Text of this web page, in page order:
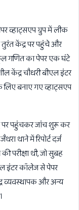
व्हाट्सएप ग्रुप में लीक
केंद्र पर पहुंचे और
गणित का पेपर एक घंटे
केंद्र चौधरी बीएल इंटर
लिए बनाए गए व्हाट्सएप
पर पहुंचकर जांच शुरू कर
थाने में रिपोर्ट दर्ज
परीक्षा थी, जो सुबह
इंटर कॉलेज से पेपर
व्यवस्थापक और अन्य